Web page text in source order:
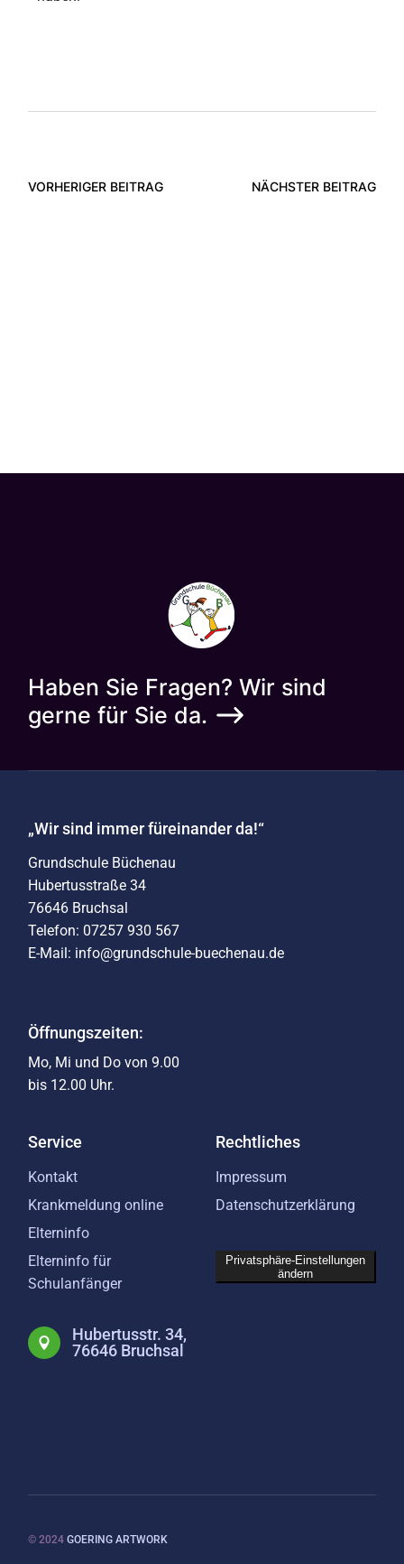
VORHERIGER BEITRAG NÄCHSTER BEITRAG
Haben Sie Fragen? Wir sind
gerne für Sie da.
„Wir sind immer füreinander da!“
Grundschule Büchenau
Hubertusstraße 34
76646 Bruchsal
Telefon: 07257 930 567
E-Mail: info@grundschule-buechenau.de
Öffnungszeiten:
Mo, Mi und Do von 9.00
bis 12.00 Uhr.
Service
Kontakt
Krankmeldung online
Elterninfo
Elterninfo für
Schulanfänger
Hubertusstr. 34,
76646 Bruchsal
Rechtliches
Impressum
Datenschutzerklärung
Privatsphäre-Einstellungen
ändern
© 2024GOERING ARTWORK